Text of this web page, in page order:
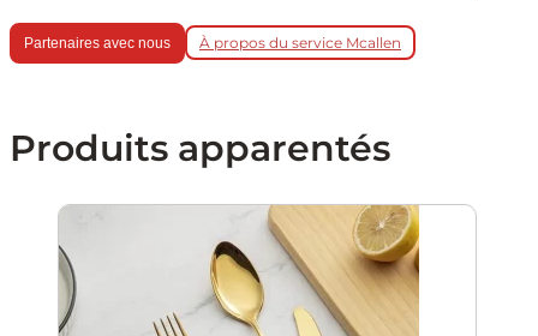
Partenaires avec nous À propos du service Mcallen
Produits apparentés